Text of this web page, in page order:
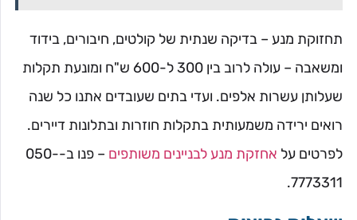
תחזוקת מנע – בדיקה שנתית של קולטים, חיבורים, בידוד
ומשאבה – עולה לרוב בין 300 ל-600 ש"ח ומונעת תקלות
שעלותן עשרות אלפים. ועדי בתים שעובדים אתנו כל שנה
רואים ירידה משמעותית בתקלות חוזרות ובתלונות דיירים.
לפרטים על אחזקת מנע לבניינים משותפים
– פנו ב-050-
7773311.